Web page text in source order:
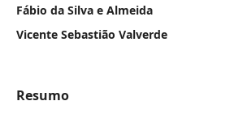
Fábio da Silva e Almeida
Vicente Sebastião Valverde
Resumo